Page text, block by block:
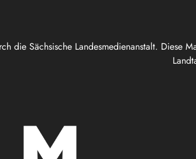
die Sächsische Landesmedienanstalt. Diese